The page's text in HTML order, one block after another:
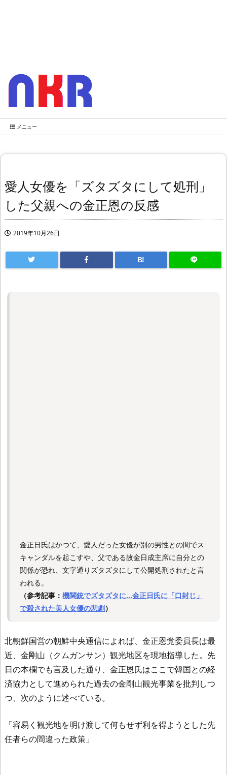
メニュー
愛人女優を「ズタズタにして処刑」
した父親への金正恩の反感
2019年10月26日
B!
金正日氏はかつて、愛人だった女優が別の男性との間でス
キャンダルを起こすや、父である故金日成主席に自分との
関係が恐れ、文字通りズタズタにして公開処刑されたと言
われる。
（参考記事： 機関銃でズタズタに…金正日氏に「口封じ」
で殺された美人女優の悲劇）
北朝鮮国営の朝鮮中央通信によれば、金正恩党委員長は最
近、金剛山（クムガンサン）観光地区を現地指導した。先
日の本欄でも言及した通り、金正恩氏はここで韓国との経
済協力として進められた過去の金剛山観光事業を批判しつ
つ、次のように述べている。
「容易く観光地を明け渡して何もせず利を得ようとした先
任者らの間違った政策」